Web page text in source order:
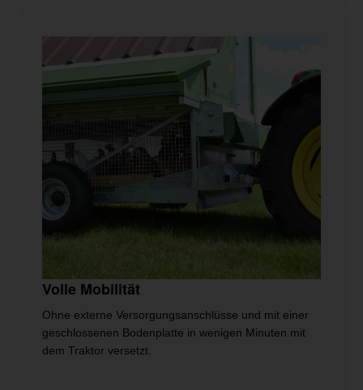
Volle Mobilität
Ohne externe Versorgungsanschlüsse und mit einer
geschlossenen Bodenplatte in wenigen Minuten mit
dem Traktor versetzt.